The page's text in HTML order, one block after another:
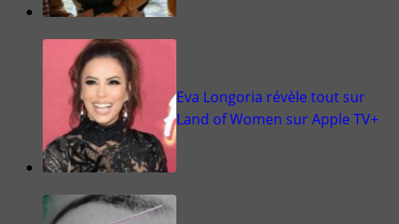
Eva Longoria révèle tout sur
Land of Women sur Apple TV+